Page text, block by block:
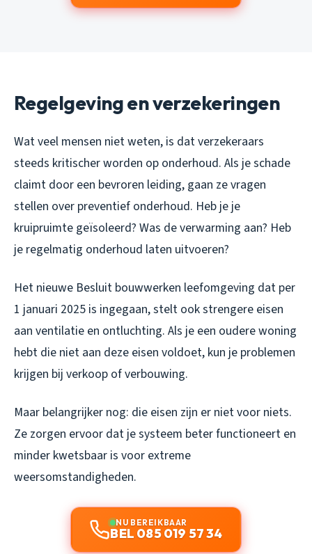
Regelgeving en verzekeringen
Wat veel mensen niet weten, is dat verzekeraars
steeds kritischer worden op onderhoud. Als je schade
claimt door een bevroren leiding, gaan ze vragen
stellen over preventief onderhoud. Heb je je
kruipruimte geïsoleerd? Was de verwarming aan? Heb
je regelmatig onderhoud laten uitvoeren?
Het nieuwe Besluit bouwwerken leefomgeving dat per
1 januari 2025 is ingegaan, stelt ook strengere eisen
aan ventilatie en ontluchting. Als je een oudere woning
hebt die niet aan deze eisen voldoet, kun je problemen
krijgen bij verkoop of verbouwing.
Maar belangrijker nog: die eisen zijn er niet voor niets.
Ze zorgen ervoor dat je systeem beter functioneert en
minder kwetsbaar is voor extreme
weersomstandigheden.
NU BEREIKBAAR
BEL 085 019 57 34